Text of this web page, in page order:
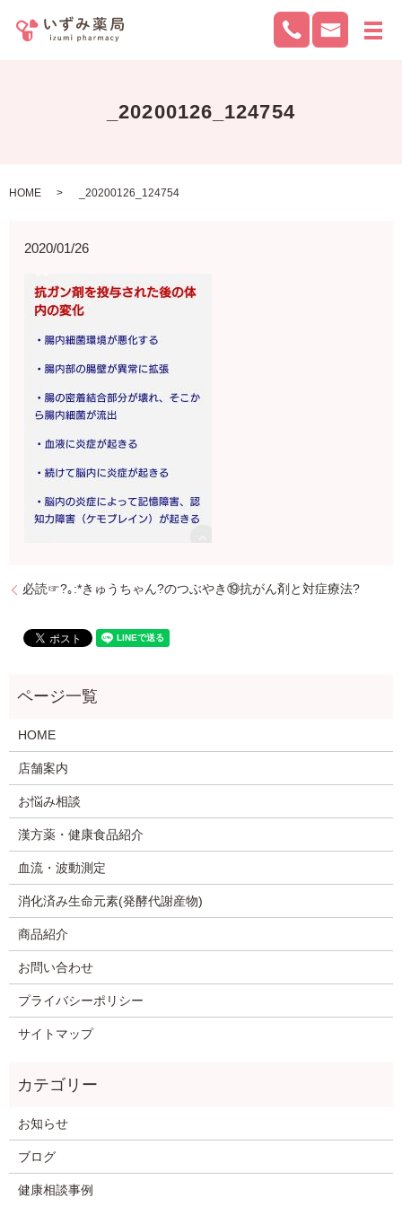
メ
_20200126_124754
HOME _20200126_124754
2020/01/26
必読☞?｡:*きゅうちゃん?のつぶやき⑲抗がん剤と対症療法?
HOME
店舗案内
お悩み相談
漢方薬・健康食品紹介
血流・波動測定
消化済み生命元素(発酵代謝産物)
商品紹介
お問い合わせ
プライバシーポリシー
サイトマップ
お知らせ
ブログ
健康相談事例